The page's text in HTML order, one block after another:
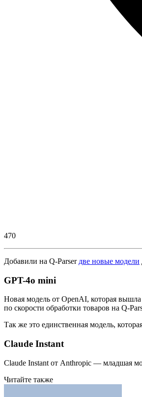
470
Добавили на Q-Parser две новые модели
GPT-4o mini
Новая модель от OpenAI, которая вышла
по скорости обработки товаров на Q-
Так же это единственная модель,
Claude Instant
Claude Instant от Anthropic — младшая
Читайте также